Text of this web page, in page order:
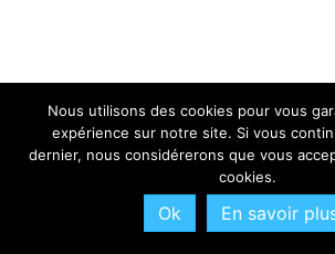
Nous utilisons des cookies pour vous
expérience sur notre site. Si vous
dernier, nous considérerons que vous
cookies.
Ok En savoir